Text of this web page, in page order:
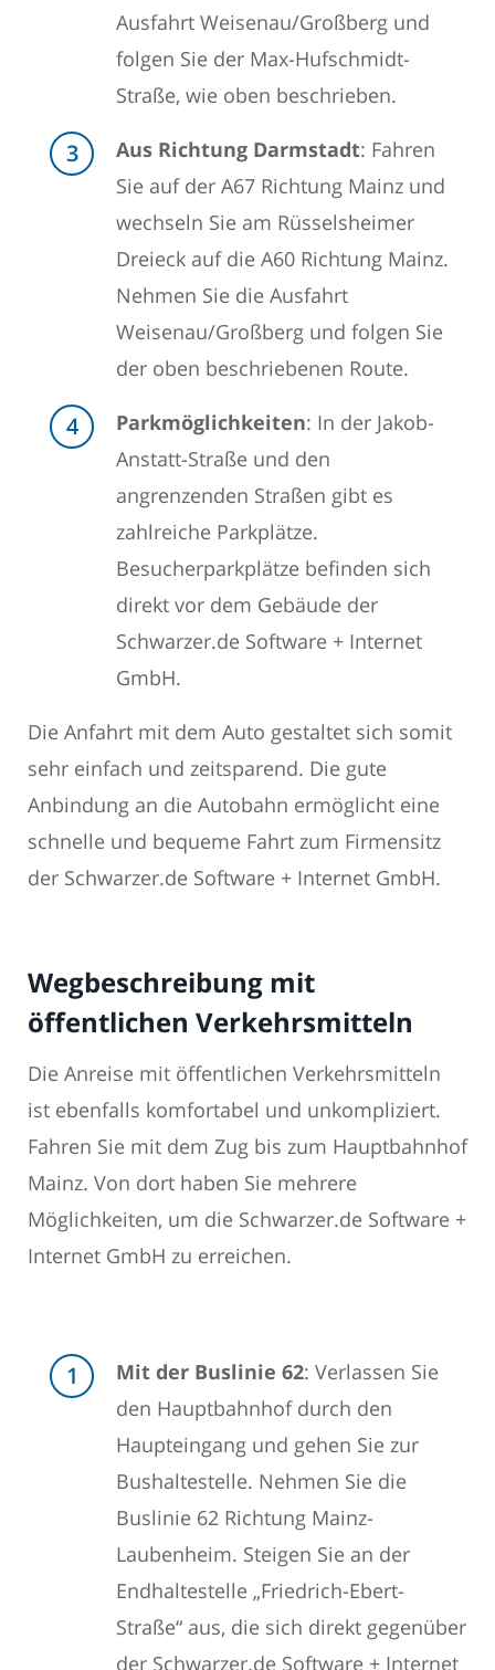
Ausfahrt Weisenau/Großberg und
folgen Sie der Max-Hufschmidt-
Straße, wie oben beschrieben.
Aus Richtung Darmstadt: Fahren
Sie auf der A67 Richtung Mainz und
wechseln Sie am Rüsselsheimer
Dreieck auf die A60 Richtung Mainz.
Nehmen Sie die Ausfahrt
Weisenau/Großberg und folgen Sie
der oben beschriebenen Route.
Parkmöglichkeiten: In der Jakob-
Anstatt-Straße und den
angrenzenden Straßen gibt es
zahlreiche Parkplätze.
Besucherparkplätze befinden sich
direkt vor dem Gebäude der
Schwarzer.de Software + Internet
GmbH.
Die Anfahrt mit dem Auto gestaltet sich somit
sehr einfach und zeitsparend. Die gute
Anbindung an die Autobahn ermöglicht eine
schnelle und bequeme Fahrt zum Firmensitz
der Schwarzer.de Software + Internet GmbH.
Wegbeschreibung mit
öffentlichen Verkehrsmitteln
Die Anreise mit öffentlichen Verkehrsmitteln
ist ebenfalls komfortabel und unkompliziert.
Fahren Sie mit dem Zug bis zum Hauptbahnhof
Mainz. Von dort haben Sie mehrere
Möglichkeiten, um die Schwarzer.de Software +
Internet GmbH zu erreichen.
Mit der Buslinie 62: Verlassen Sie
den Hauptbahnhof durch den
Haupteingang und gehen Sie zur
Bushaltestelle. Nehmen Sie die
Buslinie 62 Richtung Mainz-
Laubenheim. Steigen Sie an der
Endhaltestelle „Friedrich-Ebert-
Straße“ aus, die sich direkt gegenüber
der Schwarzer.de Software + Internet